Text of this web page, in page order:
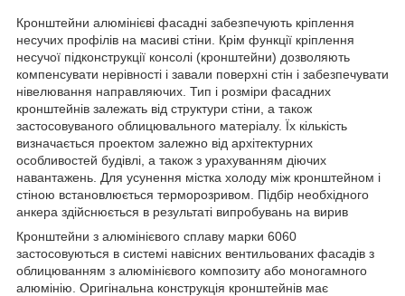
Кронштейни алюмінієві фасадні забезпечують кріплення
несучих профілів на масиві стіни. Крім функції кріплення
несучої підконструкції консолі (кронштейни) дозволяють
компенсувати нерівності і завали поверхні стін і забезпечувати
нівелювання направляючих. Тип і розміри фасадних
кронштейнів залежать від структури стіни, а також
застосовуваного облицювального матеріалу. Їх кількість
визначається проектом залежно від архітектурних
особливостей будівлі, а також з урахуванням діючих
навантажень. Для усунення містка холоду між кронштейном і
стіною встановлюється терморозривом. Підбір необхідного
анкера здійснюється в результаті випробувань на вирив
Кронштейни з алюмінієвого сплаву марки 6060
застосовуються в системі навісних вентильованих фасадів з
облицюванням з алюмінієвого композиту або моногамного
алюмінію. Оригінальна конструкція кронштейнів має